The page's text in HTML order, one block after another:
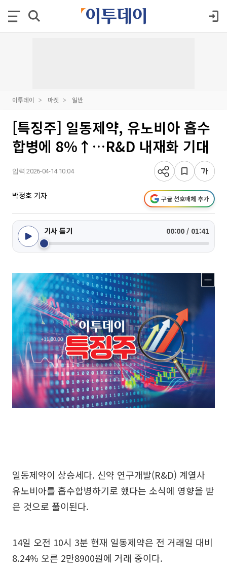
이투데이 마켓 일반
[특징주] 일동제약, 유노비아 흡수
합병에 8%↑…R&D 내재화 기대
입력 2026-04-14 10:04
박정호 기자 구글 선호매체 추가
기사 듣기 00:00 / 01:41
일동제약이 상승세다. 신약 연구개발(R&D) 계열사
유노비아를 흡수합병하기로 했다는 소식에 영향을 받
은 것으로 풀이된다.
14일 오전 10시 3분 현재 일동제약은 전 거래일 대비
8.24% 오른 2만8900원에 거래 중이다.